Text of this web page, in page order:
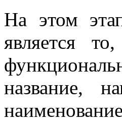
На этом
является
название,